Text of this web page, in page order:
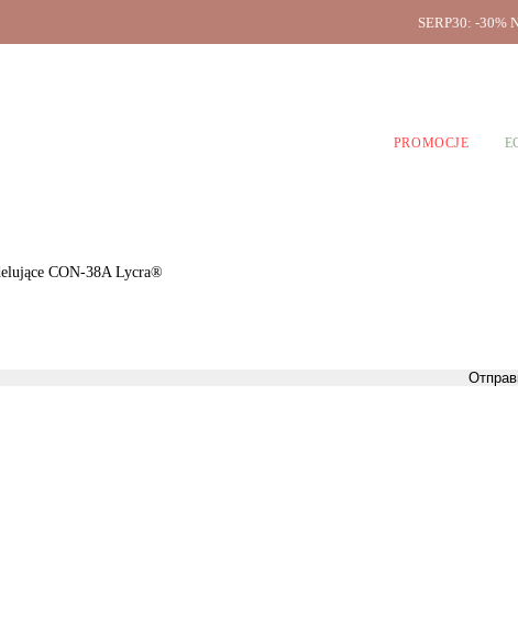
SERP30: -30%
PROMOCJE
CON-38A Lycra®